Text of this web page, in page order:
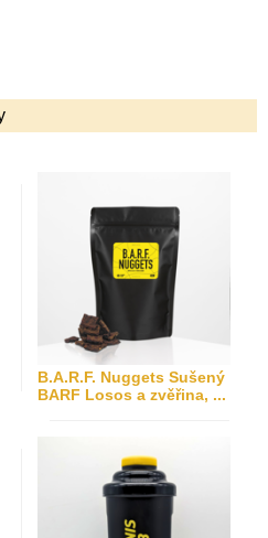
B.A.R.F. Nuggets Sušený
BARF Losos a zvěřina, ...